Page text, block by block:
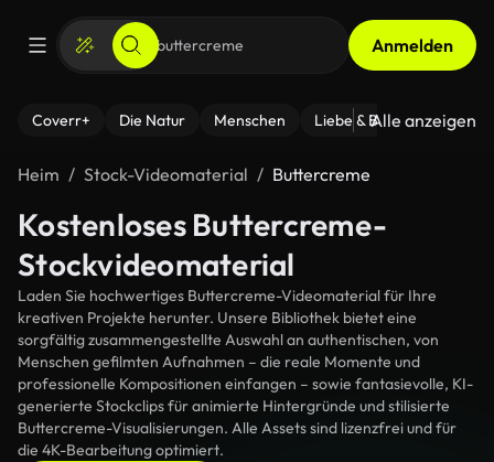
Anmelden
Coverr+ Die Natur Menschen Liebe & Beziehungen
Alle anzeigen
Heim Stock-Videomaterial Buttercreme
Kostenloses Buttercreme-
Stockvideomaterial
Laden Sie hochwertiges Buttercreme-Videomaterial für Ihre
kreativen Projekte herunter. Unsere Bibliothek bietet eine
sorgfältig zusammengestellte Auswahl an authentischen, von
Menschen gefilmten Aufnahmen – die reale Momente und
professionelle Kompositionen einfangen – sowie fantasievolle, KI-
generierte Stockclips für animierte Hintergründe und stilisierte
Buttercreme-Visualisierungen. Alle Assets sind lizenzfrei und für
die 4K-Bearbeitung optimiert.